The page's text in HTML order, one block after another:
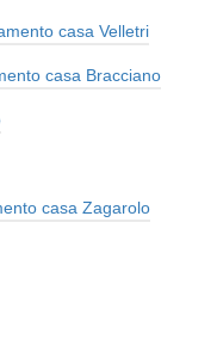
casa Velletri
casa Bracciano
casa Zagarolo